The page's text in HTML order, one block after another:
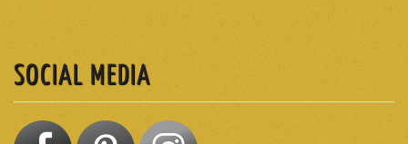
SOCIAL MEDIA